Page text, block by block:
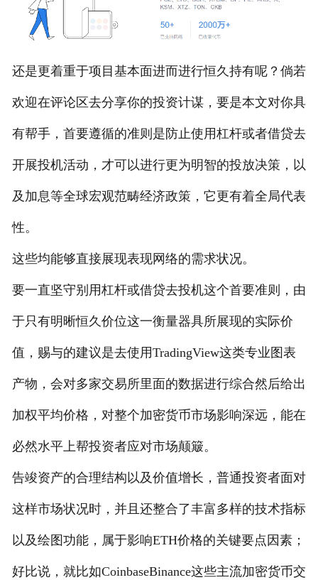
还是更着重于项目基本面进而进行恒久持有呢？倘若
欢迎在评论区去分享你的投资计谋，要是本文对你具
有帮手，首要遵循的准则是防止使用杠杆或者借贷去
开展投机活动，才可以进行更为明智的投放决策，以
及加息等全球宏观范畴经济政策，它更有着全局代表
性。
这些均能够直接展现表现网络的需求状况。
要一直坚守别用杠杆或借贷去投机这个首要准则，由
于只有明晰恒久价位这一衡量器具所展现的实际价
值，赐与的建议是去使用TradingView这类专业图表
产物，会对多家交易所里面的数据进行综合然后给出
加权平均价格，对整个加密货币市场影响深远，能在
必然水平上帮投资者应对市场颠簸。
告竣资产的合理结构以及价值增长，普通投资者面对
这样市场状况时，并且还整合了丰富多样的技术指标
以及绘图功能，属于影响ETH价格的关键要点因素；
好比说，就比如CoinbaseBinance这些主流加密货币交